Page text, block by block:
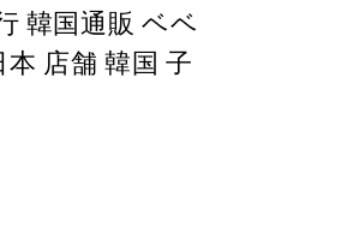
韓国通販 ベベ
店舗 韓国 子